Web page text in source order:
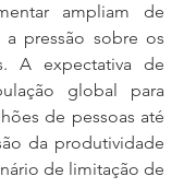
ampliam de
a pressão sobre os
A expectativa de
global para
de pessoas até
da produtividade
de limitação de